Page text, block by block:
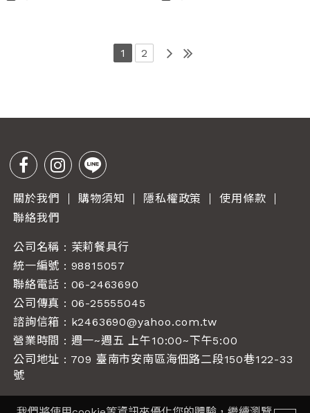
1 2
關於我們 購物須知 隱私權政策
使用條款
聯絡我們
公司名稱 : 茉莉餐具行
統一編號 : 98815057
聯絡電話 : 06-2463690
公司傳真 : 06-25555045
諮詢信箱 : k2463690@yahoo.com.tw
營業時間 : 週一~週五 上午10:00~下午5:00
公司地址 : 709 臺南市安南區海佃路二段150巷122-33
號